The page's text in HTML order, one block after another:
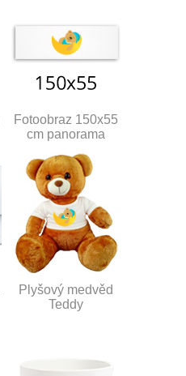
Fotoobraz 150x55
cm panorama
Plyšový medvěd
Teddy